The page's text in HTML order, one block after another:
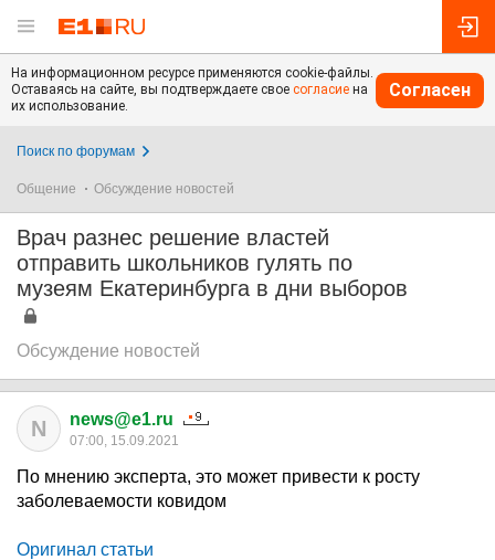
На информационном ресурсе применяются cookie-файлы.
Оставаясь на сайте, вы подтверждаете свое согласие на
их использование.
Согласен
Поиск по форумам
Общение Обсуждение новостей
Врач разнес решение властей
отправить школьников гулять по
музеям Екатеринбурга в дни выборов
Обсуждение новостей
N news@e1.ru
07:00, 15.09.2021
По мнению эксперта, это может привести к росту
заболеваемости ковидом
Оригинал статьи